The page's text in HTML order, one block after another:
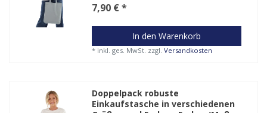
7,90 € *
In den Warenkorb
* inkl. ges. MwSt. zzgl.Versandkosten
Doppelpack robuste
Einkaufstasche in verschiedenen